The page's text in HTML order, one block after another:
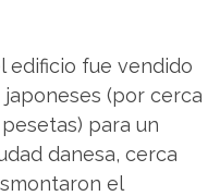
edificio fue vendido
(por cerca
para un
danesa, cerca
el